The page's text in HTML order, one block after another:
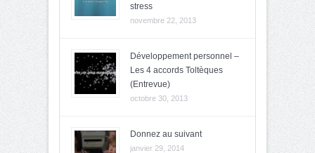
stress
novembre 22, 2013
Développement personnel –
Les 4 accords Toltèques
(Entrevue)
octobre 30, 2013
Donnez au suivant
janvier 29, 2014